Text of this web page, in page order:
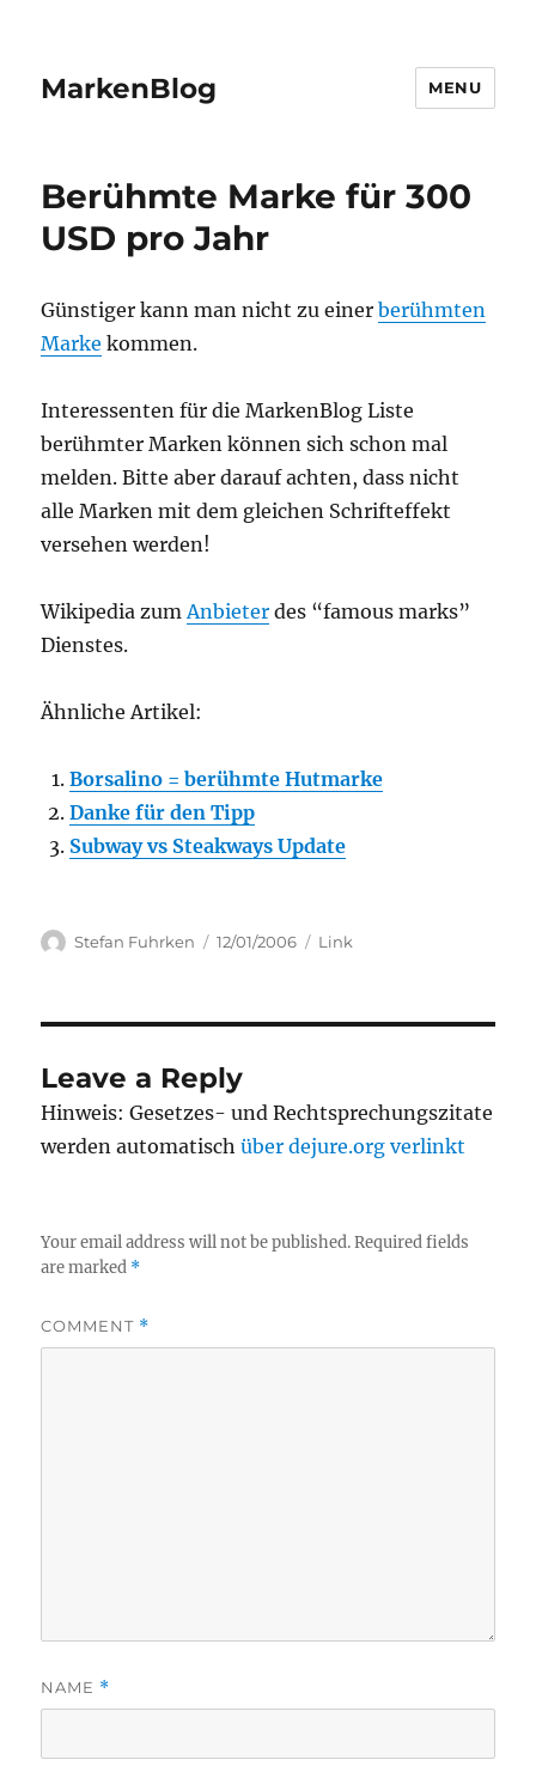
MarkenBlog MENU
Berühmte Marke für 300
USD pro Jahr
Günstiger kann man nicht zu einerberühmten
Marke kommen.
Interessenten für die MarkenBlog Liste
berühmter Marken können sich schon mal
melden. Bitte aber darauf achten, dass nicht
alle Marken mit dem gleichen Schrifteffekt
versehen werden!
Wikipedia zumAnbieter des “famous marks”
Dienstes.
Ähnliche Artikel:
Borsalino = berühmte Hutmarke
Danke für den Tipp
Subway vs Steakways Update
Author
Stefan Fuhrken
Posted
12/01/2006 Categories
Link
Leave a Reply
Hinweis: Gesetzes- und Rechtsprechungszitate
werden automatischüber dejure.org verlinkt
Your email address will not be published. Required fields
are marked *
COMMENT *
NAME *